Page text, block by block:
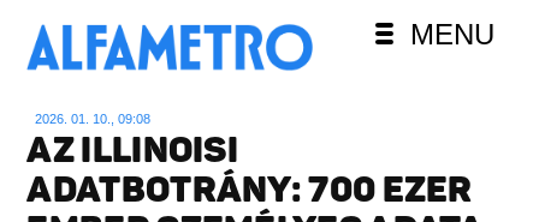
MENU
2026. 01. 10., 09:08
AZ ILLINOISI
ADATBOTRÁNY: 700 EZER